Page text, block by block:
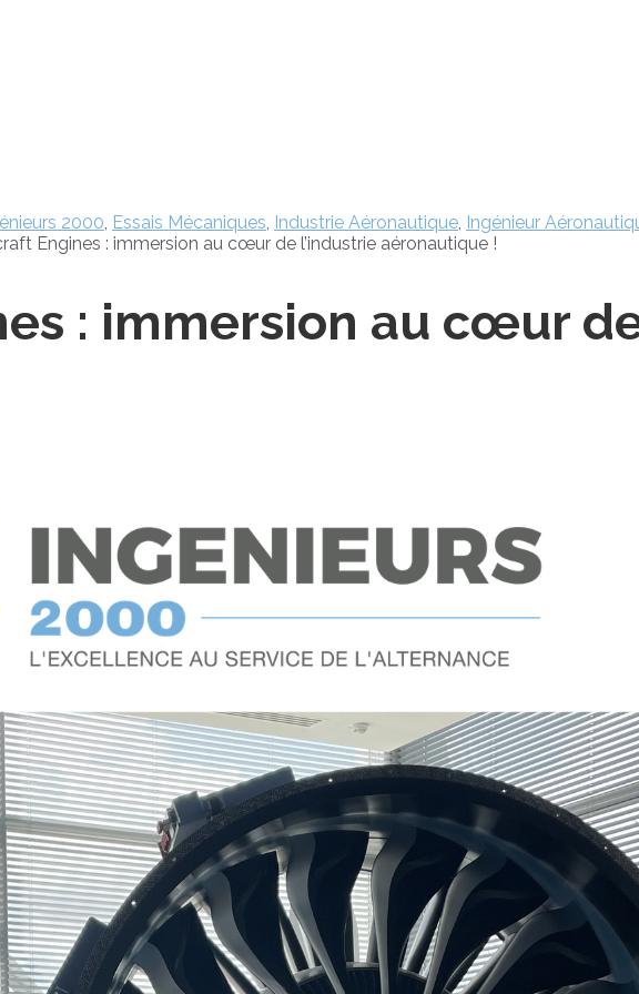
2000 Essais Mécaniques Industrie Aéronautique Ingénieur
Engines : immersion au cœur de l’industrie aéronautique !
: immersion au cœur